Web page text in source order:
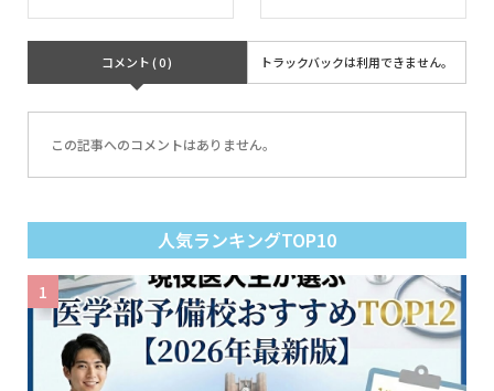
コメント ( 0 ) トラックバックは利用できません。
この記事へのコメントはありません。
人気ランキングTOP10
1